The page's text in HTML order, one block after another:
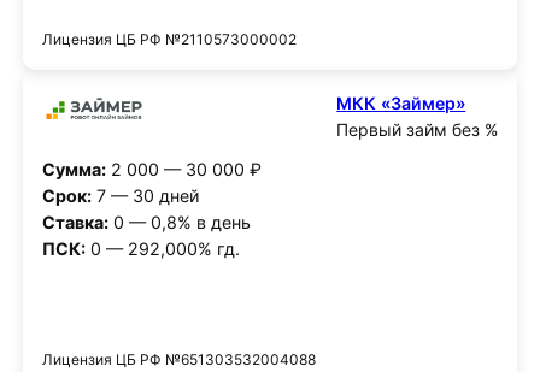
Лицензия ЦБ РФ №2110573000002
МКК «Займер»
Первый займ без %
Сумма:2 000 — 30 000 ₽
Срок:7 — 30 дней
Ставка:0 — 0,8% в день
ПСК:0 — 292,000% гд.
Лицензия ЦБ РФ №651303532004088